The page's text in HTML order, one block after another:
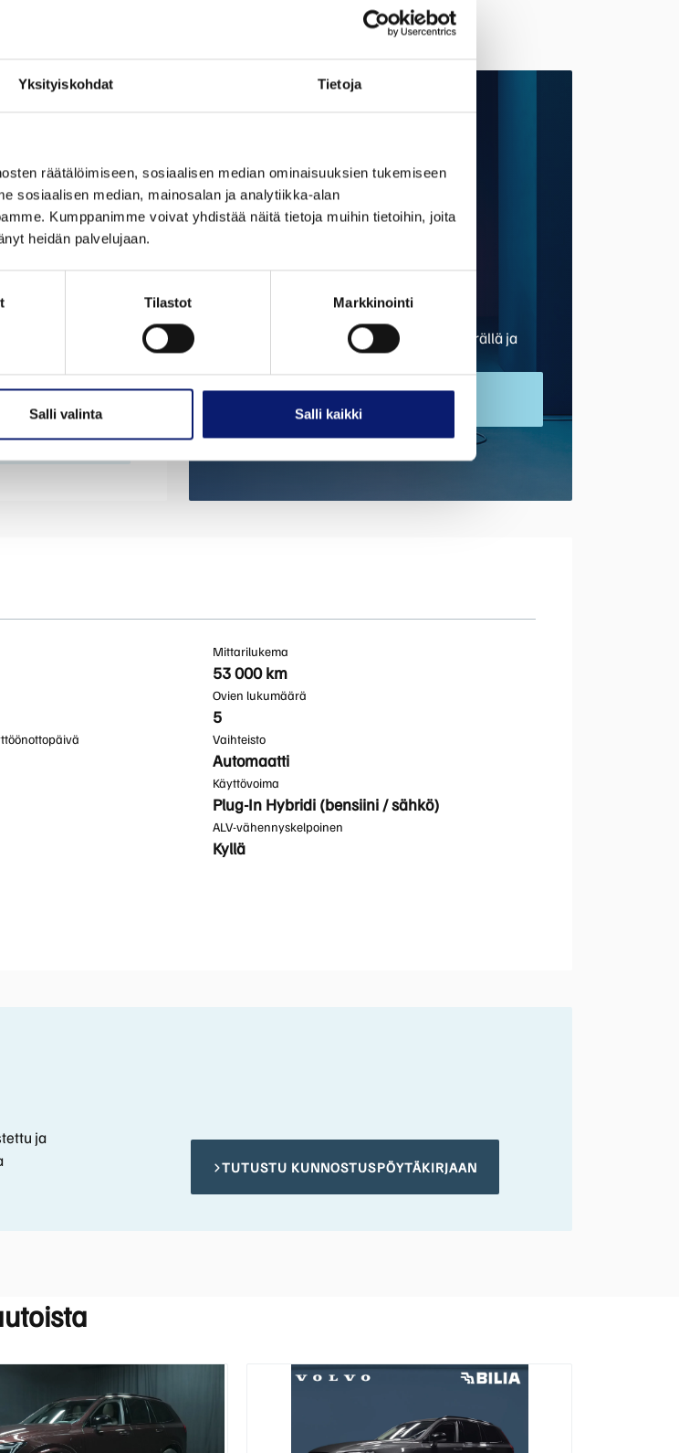
Yksityiskohdat Tietoja
räätälöimiseen, sosiaalisen median ominaisuuksien tukemiseen
sosiaalisen median, mainosalan ja analytiikka-alan
Kumppanimme voivat yhdistää näitä tietoja muihin tietoihin, joita
heidän palvelujaan.
Tilastot Markkinointi
Salli valinta Salli kaikki
itsellesi
tilaa laskelma
KOTIINKULJETUS VELOITUKSETTA
Osta auto verkosta
vaivattomasti etänä. Saat samalla
rahoituspäätöksen sopivalla kuukausierällä ja
nykyisestä autostasi hyvitystarjouksen.
Mittarilukema
53 000 km
Ovien lukumäärä
5
Vaihteisto
Automaatti
Käyttövoima
Plug-In Hybridi (bensiini / sähkö)
ALV-vähennyskelpoinen
Kyllä
ja
TUTUSTU KUNNOSTUSPÖYTÄKIRJAAN